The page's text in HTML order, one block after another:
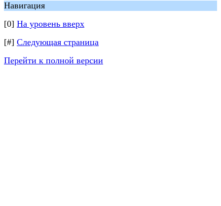
Навигация
[0] На уровень вверх
[#] Следующая страница
Перейти к полной версии